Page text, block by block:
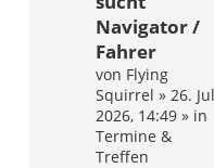
Navigator /
Fahrer
von Flying
Squirrel » 26. Jul
2026, 14:49 » in
Termine &
Treffen